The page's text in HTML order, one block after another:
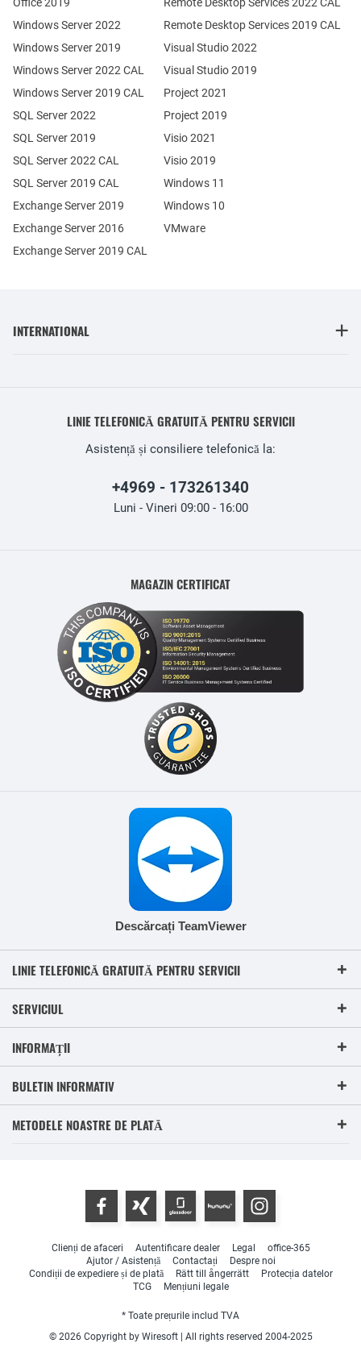
Windows Server 2022
Windows Server 2019
Exchange Server 2019
Exchange Server 2016
SQL Server 2022
SQL Server 2019
Windows Server 2022 CAL
Windows Server 2019 CAL
SQL Server 2022 CAL
SQL Server 2019 CAL
Remote Desktop Services 2019 CAL
Exchange Server 2019 CAL
Visual Studio 2022
Visual Studio 2019
Project 2021
Project 2019
Visio 2021
Visio 2019
Windows 11
Windows 10
VMware
INTERNATIONAL
LINIE TELEFONICĂ GRATUITĂ PENTRU SERVICII
Asistență și consiliere telefonică la:
+4969 - 173261340
Luni - Vineri 09:00 - 16:00
MAGAZIN CERTIFICAT
Descărcați TeamViewer
LINIE TELEFONICĂ GRATUITĂ PENTRU SERVICII
SERVICIUL
INFORMAȚII
BULETIN INFORMATIV
METODELE NOASTRE DE PLATĂ
Clienți de afaceri Autentificare dealer Legal
office-365
Ajutor / Asistență
Contactați
Despre noi
Condiții de expediere și de plată
Rätt till ångerrätt
Protecția datelor
TCG
Mențiuni legale
* Toate prețurile includ TVA
© 2026 Copyright by Wiresoft | All rights reserved 2004-2025